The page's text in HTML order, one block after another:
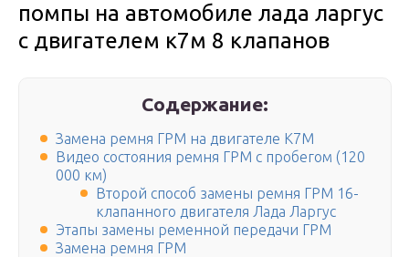
помпы на автомобиле лада ларгус
с двигателем к7м 8 клапанов
Содержание:
Замена ремня ГРМ на двигателе К7М
Видео состояния ремня ГРМ с пробегом (120
000 км)
Второй способ замены ремня ГРМ 16-
клапанного двигателя Лада Ларгус
Этапы замены ременной передачи ГРМ
Замена ремня ГРМ